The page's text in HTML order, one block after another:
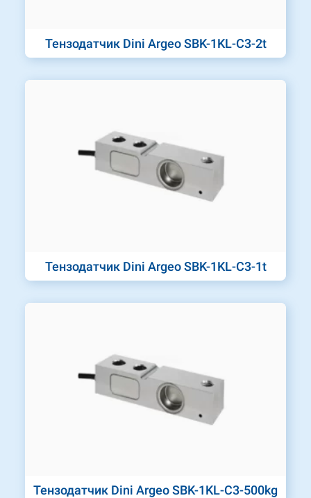
Тензодатчик Dini Argeo SBK-1KL-C3-2t
Тензодатчик Dini Argeo SBK-1KL-C3-1t
Тензодатчик Dini Argeo SBK-1KL-C3-500kg